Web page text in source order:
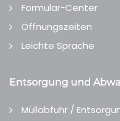
Formular-Center
Öffnungszeiten
Leichte Sprache
Entsorgung und
Müllabfuhr /